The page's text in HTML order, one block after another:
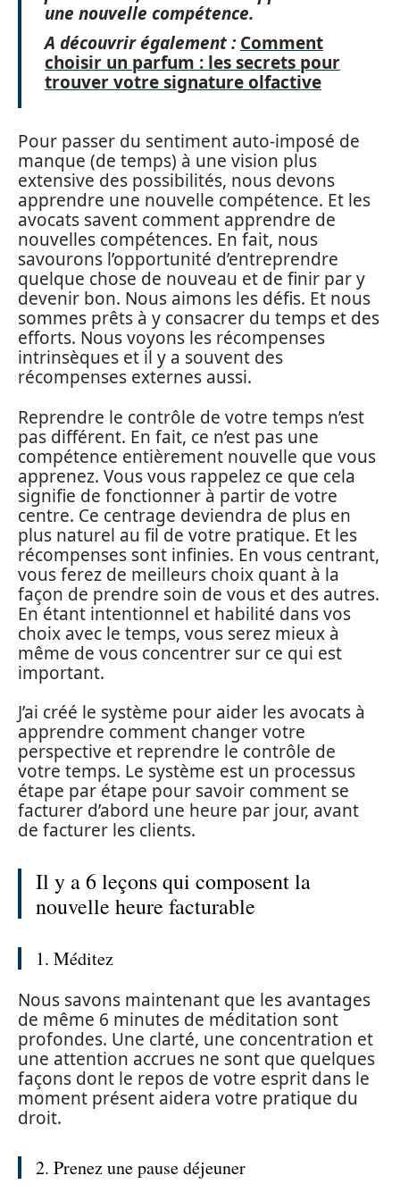
une nouvelle compétence.
A découvrir également : Comment
choisir un parfum : les secrets pour
trouver votre signature olfactive
Pour passer du sentiment auto-imposé de
manque (de temps) à une vision plus
extensive des possibilités, nous devons
apprendre une nouvelle compétence. Et les
avocats savent comment apprendre de
nouvelles compétences. En fait, nous
savourons l’opportunité d’entreprendre
quelque chose de nouveau et de finir par y
devenir bon. Nous aimons les défis. Et nous
sommes prêts à y consacrer du temps et des
efforts. Nous voyons les récompenses
intrinsèques et il y a souvent des
récompenses externes aussi.
Reprendre le contrôle de votre temps n’est
pas différent. En fait, ce n’est pas une
compétence entièrement nouvelle que vous
apprenez. Vous vous rappelez ce que cela
signifie de fonctionner à partir de votre
centre. Ce centrage deviendra de plus en
plus naturel au fil de votre pratique. Et les
récompenses sont infinies. En vous centrant,
vous ferez de meilleurs choix quant à la
façon de prendre soin de vous et des autres.
En étant intentionnel et habilité dans vos
choix avec le temps, vous serez mieux à
même de vous concentrer sur ce qui est
important.
J’ai créé le système pour aider les avocats à
apprendre comment changer votre
perspective et reprendre le contrôle de
votre temps. Le système est un processus
étape par étape pour savoir comment se
facturer d’abord une heure par jour, avant
de facturer les clients.
Il y a 6 leçons qui composent la
nouvelle heure facturable
1. Méditez
Nous savons maintenant que les avantages
de même 6 minutes de méditation sont
profondes. Une clarté, une concentration et
une attention accrues ne sont que quelques
façons dont le repos de votre esprit dans le
moment présent aidera votre pratique du
droit.
2. Prenez une pause déjeuner